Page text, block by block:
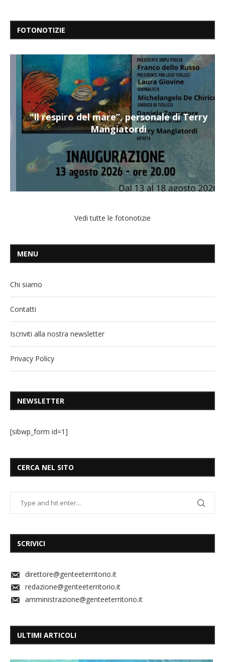
FOTONOTIZIE
“Il respiro del mare”, personale di Terry
Mangiatordi
Vedi tutte le fotonotizie
MENU
Chi siamo
Contatti
Iscriviti alla nostra newsletter
Privacy Policy
NEWSLETTER
[sibwp_form id=1]
CERCA NEL SITO
SCRIVICI
direttore@genteeterritorio.it
redazione@genteeterritorio.it
amministrazione@genteeterritorio.it
ULTIMI ARTICOLI